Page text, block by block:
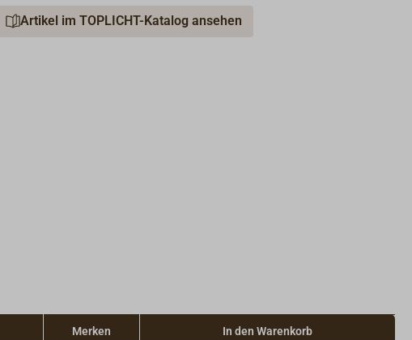
Artikel im TOPLICHT-Katalog ansehen
Merken In den Warenkorb